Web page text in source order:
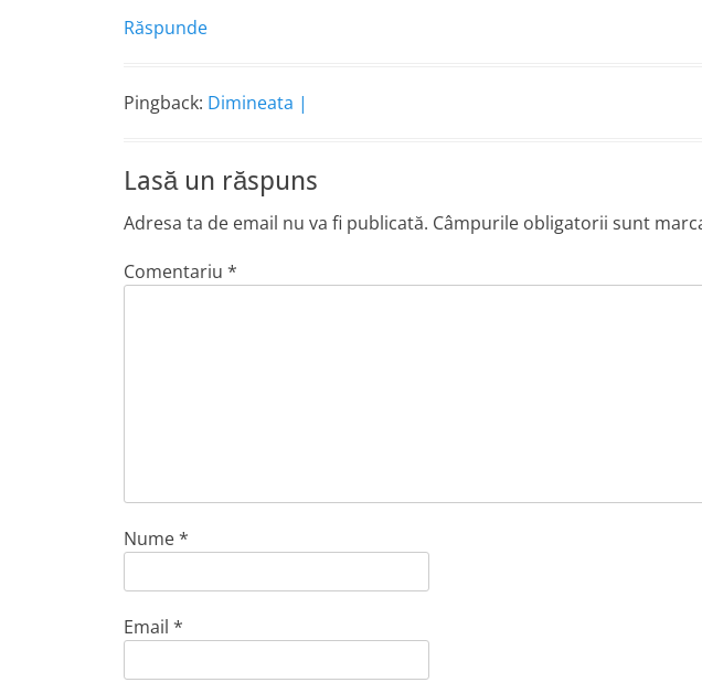
Răspunde
Pingback: Dimineata |
Lasă un răspuns
Adresa ta de email nu va fi publicată. Câmpurile obligatorii sunt
Comentariu *
Nume*
Email *